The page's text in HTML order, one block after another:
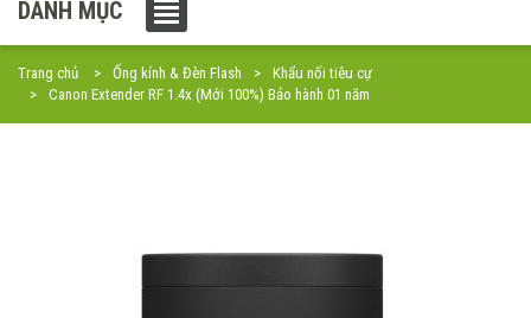
DANH MỤC
Trang chủ Ống kính & Đèn Flash
Khẩu nối tiêu cự
Canon Extender RF 1.4x (Mới 100%) Bảo hành 01 năm